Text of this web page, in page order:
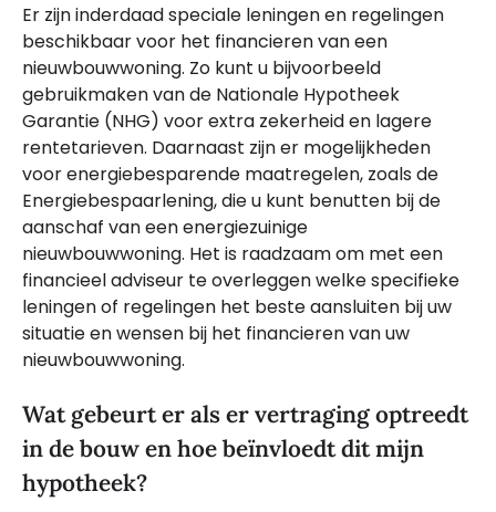
Er zijn inderdaad speciale leningen en regelingen
beschikbaar voor het financieren van een
nieuwbouwwoning. Zo kunt u bijvoorbeeld
gebruikmaken van de Nationale Hypotheek
Garantie (NHG) voor extra zekerheid en lagere
rentetarieven. Daarnaast zijn er mogelijkheden
voor energiebesparende maatregelen, zoals de
Energiebespaarlening, die u kunt benutten bij de
aanschaf van een energiezuinige
nieuwbouwwoning. Het is raadzaam om met een
financieel adviseur te overleggen welke specifieke
leningen of regelingen het beste aansluiten bij uw
situatie en wensen bij het financieren van uw
nieuwbouwwoning.
Wat gebeurt er als er vertraging optreedt
in de bouw en hoe beïnvloedt dit mijn
hypotheek?